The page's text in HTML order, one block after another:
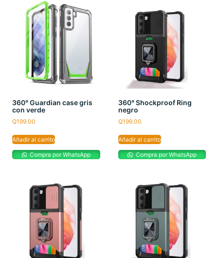
360° Guardian case gris
con verde
Q199.00
Añadir al carrito
Compra por WhatsApp
360° Shockproof Ring
negro
Q199.00
Añadir al carrito
Compra por WhatsApp